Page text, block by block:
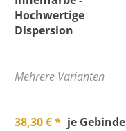
Hochwertige
Dispersion
Mehrere Varianten
38,30 € * je Gebinde